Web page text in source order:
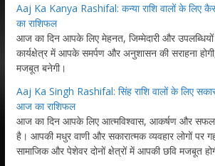
Aaj Ka Kanya Rashifal: कन्या राशि वालों के लिए
का राशिफल
आज का दिन आपके लिए मेहनत, जिम्मेदारी और
कार्यक्षेत्र में आपके समर्पण और अनुशासन की सराहना
मजबूत बनेगी।
Aaj Ka Singh Rashifal: सिंह राशि वालों के लिए
आज का राशिफल
आज का दिन आपके लिए आत्मविश्वास, आकर्षण और
है। आपकी मधुर वाणी और सकारात्मक व्यवहार लोगों पर
सामाजिक और पेशेवर दोनों क्षेत्रों में आपकी छवि मजबूत